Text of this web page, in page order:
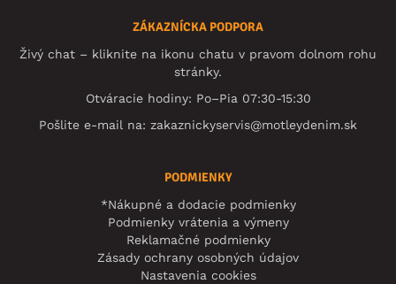
ZÁKAZNÍCKA PODPORA
Živý chat – kliknite na ikonu chatu v pravom dolnom rohu
stránky.
Otváracie hodiny: Po–Pia 07:30-15:30
Pošlite e-mail na: zakaznickyservis@motleydenim.sk
PODMIENKY
*Nákupné a dodacie podmienky
Podmienky vrátenia a výmeny
Reklamačné podmienky
Zásady ochrany osobných údajov
Nastavenia cookies